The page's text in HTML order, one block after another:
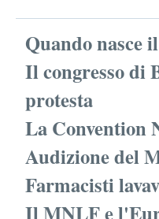
Quando nasce
Il congresso di
protesta
La Convention
Audizione del
Farmacisti
Il MNLF e